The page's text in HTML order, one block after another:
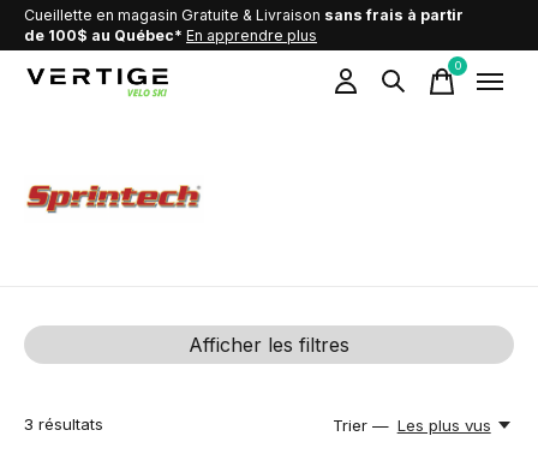
Cueillette en magasin Gratuite & Livraison sans frais à partir
de 100$ au Québec* En apprendre plus
0items
Sprintech
Afficher les filtres
3 résultats Trier — Les plus vus